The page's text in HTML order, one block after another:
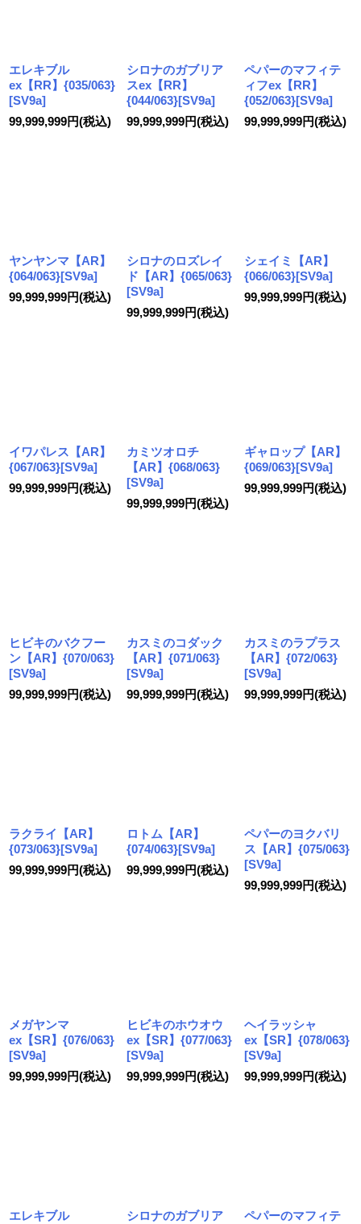
エレキブル
ex【RR】{035/063}
[SV9a]
99,999,999円(税込)
シロナのガブリア
スex【RR】
{044/063}[SV9a]
99,999,999円(税込)
ペパーのマフィテ
ィフex【RR】
{052/063}[SV9a]
99,999,999円(税込)
ヤンヤンマ【AR】
{064/063}[SV9a]
99,999,999円(税込)
シロナのロズレイ
ド【AR】{065/063}
[SV9a]
99,999,999円(税込)
シェイミ【AR】
{066/063}[SV9a]
99,999,999円(税込)
イワパレス【AR】
{067/063}[SV9a]
99,999,999円(税込)
カミツオロチ
【AR】{068/063}
[SV9a]
99,999,999円(税込)
ギャロップ【AR】
{069/063}[SV9a]
99,999,999円(税込)
ヒビキのバクフー
ン【AR】{070/063}
[SV9a]
99,999,999円(税込)
カスミのコダック
【AR】{071/063}
[SV9a]
99,999,999円(税込)
カスミのラプラス
【AR】{072/063}
[SV9a]
99,999,999円(税込)
ラクライ【AR】
{073/063}[SV9a]
99,999,999円(税込)
ロトム【AR】
{074/063}[SV9a]
99,999,999円(税込)
ペパーのヨクバリ
ス【AR】{075/063}
[SV9a]
99,999,999円(税込)
メガヤンマ
ex【SR】{076/063}
[SV9a]
99,999,999円(税込)
ヒビキのホウオウ
ex【SR】{077/063}
[SV9a]
99,999,999円(税込)
ヘイラッシャ
ex【SR】{078/063}
[SV9a]
99,999,999円(税込)
エレキブル
シロナのガブリア
ペパーのマフィテ